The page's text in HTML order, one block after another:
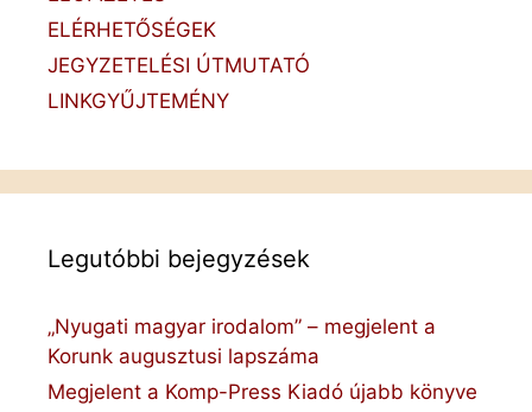
ELÉRHETŐSÉGEK
JEGYZETELÉSI ÚTMUTATÓ
LINKGYŰJTEMÉNY
Legutóbbi bejegyzések
„Nyugati magyar irodalom” – megjelent a
Korunk augusztusi lapszáma
Megjelent a Komp-Press Kiadó újabb könyve